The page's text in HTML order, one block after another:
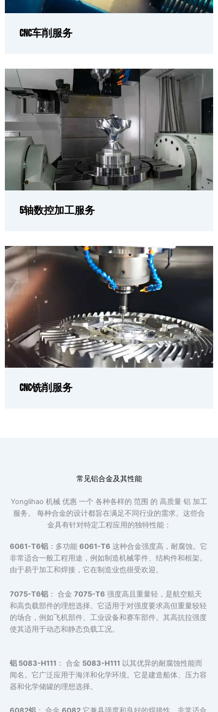
CNC车削服务
5轴数控加工服务
CNC铣削服务
常见铝合金及其性能
Yonglihao 机械 优惠 一个 各种各样的 范围 的 高质量 铝 加工
服务。
每种合金的设计都旨在满足不同行业的需求。这些合
金具有针对特定工程应用的独特性能：
6061-T6铝 ：多功能 6061-T6 这种合金强度高，耐腐蚀。它
非常适合一般工程用途，例如制造机械零件、结构件和框架。
由于易于加工和焊接，它在制造业也很受欢迎。
7075-T6铝 ： 合金 7075-T6 强度高且重量轻，是航空航天
和高负载部件的理想选择。它适用于对强度要求高但重量较轻
的场合，例如飞机部件、工业设备和赛车部件。其高抗拉强度
使其适用于动态和静态负载工况。
铝 5083-H111 ： 合金 5083-H111 以其优异的耐腐蚀性能而
闻名。它广泛应用于海洋和化学环境。它是建造船体、压力容
器和化学储罐的理想选择。